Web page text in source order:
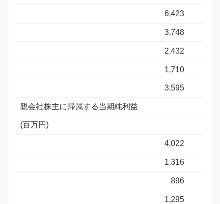
6,423
3,748
2,432
1,710
3,595
親会社株主に帰属する当期純利益
(百万円)
4,022
1,316
896
1,295